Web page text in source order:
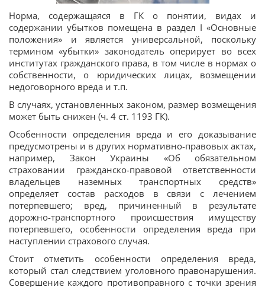
Норма, содержащаяся в ГК о понятии, видах и
содержании убытков помещена в раздел I «Основные
положения» и является универсальной, поскольку
термином «убытки» законодатель оперирует во всех
институтах гражданского права, в том числе в нормах о
собственности, о юридических лицах, возмещении
недоговорного вреда и т.п.
В случаях, установленных законом, размер возмещения
может быть снижен (ч. 4 ст. 1193 ГК).
Особенности определения вреда и его доказывание
предусмотрены и в других нормативно-правовых актах,
например, Закон Украины «Об обязательном
страховании гражданско-правовой ответственности
владельцев наземных транспортных средств»
определяет состав расходов в связи с лечением
потерпевшего; вред, причиненный в результате
дорожно-транспортного происшествия имуществу
потерпевшего, особенности определения вреда при
наступлении страхового случая.
Стоит отметить особенности определения вреда,
который стал следствием уголовного правонарушения.
Совершение каждого противоправного с точки зрения